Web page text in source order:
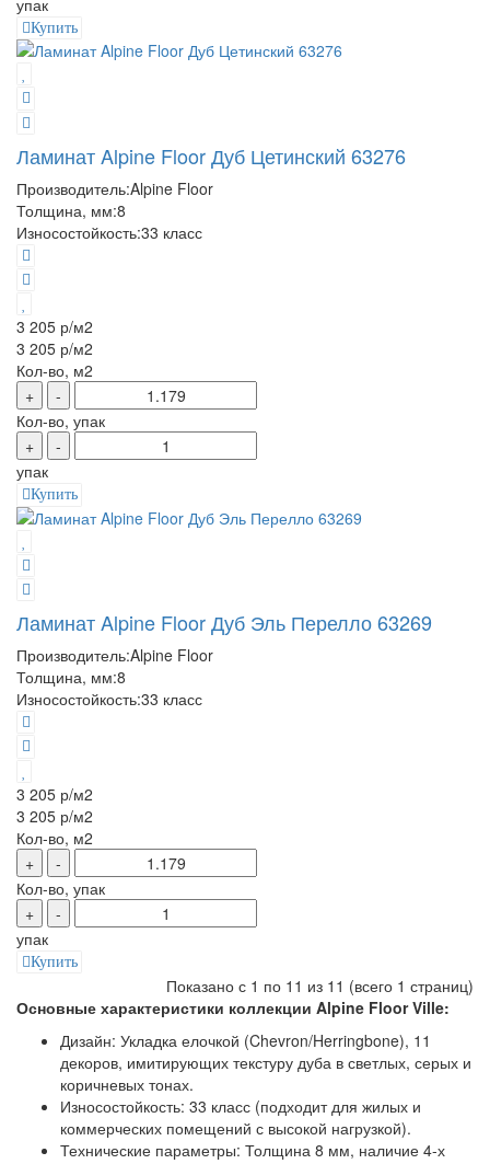
Купить
Ламинат Alpine Floor Дуб Цетинский 63276
Производитель:Alpine Floor
Толщина, мм:8
Износостойкость:33 класс
3 205 р/м2
3 205 р/м2
Кол-во, м2
+
-
Кол-во, упак
+
-
упак
Купить
Ламинат Alpine Floor Дуб Эль Перелло 63269
Производитель:Alpine Floor
Толщина, мм:8
Износостойкость:33 класс
3 205 р/м2
3 205 р/м2
Кол-во, м2
+
-
Кол-во, упак
+
-
упак
Купить
Показано с 1 по 11 из 11 (всего 1 страниц)
Основные характеристики коллекции Alpine Floor Ville:
Дизайн: Укладка елочкой (Chevron/Herringbone), 11
декоров, имитирующих текстуру дуба в светлых, серых и
коричневых тонах.
Износостойкость: 33 класс (подходит для жилых и
коммерческих помещений с высокой нагрузкой).
Технические параметры: Толщина 8 мм, наличие 4-х